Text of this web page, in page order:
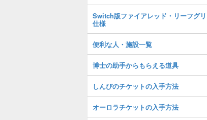
Switch版ファイアレッド・リーフグ
仕様
便利な人・施設一覧
博士の助手からもらえる道具
しんぴのチケットの入手方法
オーロラチケットの入手方法